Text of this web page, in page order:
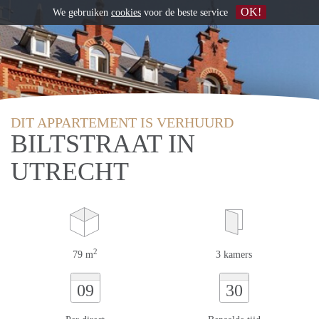
DIT APPARTEMENT IS VERHUURD
BILTSTRAAT IN
UTRECHT
79 m2 3 kamers
09 30
We gebruiken cookies voor de beste service OK!